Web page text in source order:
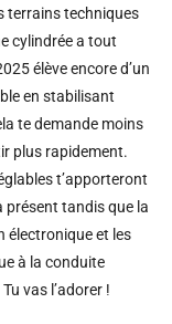
terrains techniques
cylindrée a tout
élève encore d’un
en stabilisant
te demande moins
plus rapidement.
t’apporteront
présent tandis que la
électronique et les
à la conduite
vas l’adorer !